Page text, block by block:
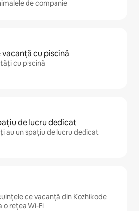
de companie
cu piscină
cu piscină
de lucru dedicat
au un spațiu de lucru dedicat
de vacanță din Kozhikode
o rețea Wi-Fi